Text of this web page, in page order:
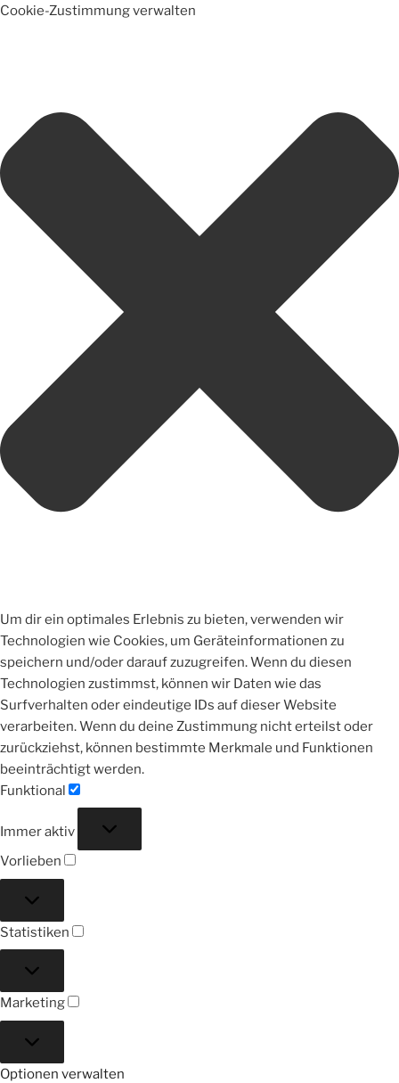
Cookie-Zustimmung verwalten
Um dir ein optimales Erlebnis zu bieten, verwenden wir
Technologien wie Cookies, um Geräteinformationen zu
speichern und/oder darauf zuzugreifen. Wenn du diesen
Technologien zustimmst, können wir Daten wie das
Surfverhalten oder eindeutige IDs auf dieser Website
verarbeiten. Wenn du deine Zustimmung nicht erteilst oder
zurückziehst, können bestimmte Merkmale und Funktionen
beeinträchtigt werden.
Funktional
Immer aktiv
Vorlieben
Statistiken
Marketing
Optionen verwalten